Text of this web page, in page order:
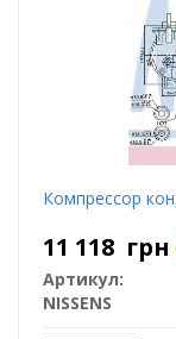
Компрессор
11 118 грн
Артикул:
NISSENS